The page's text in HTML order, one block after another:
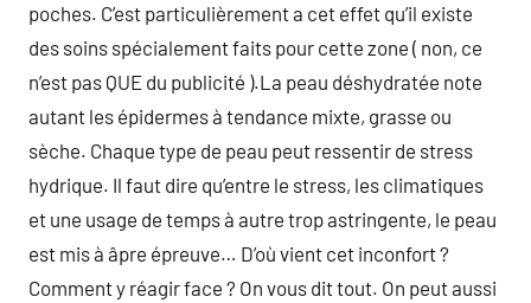
poches. C’est particulièrement a cet effet qu’il existe
des soins spécialement faits pour cette zone ( non, ce
n’est pas QUE du publicité ).La peau déshydratée note
autant les épidermes à tendance mixte, grasse ou
sèche. Chaque type de peau peut ressentir de stress
hydrique. Il faut dire qu’entre le stress, les climatiques
et une usage de temps à autre trop astringente, le peau
est mis à âpre épreuve… D’où vient cet inconfort ?
Comment y réagir face ? On vous dit tout. On peut aussi